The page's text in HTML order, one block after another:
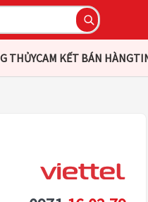
THỦYCAM KẾT BÁN HÀNG